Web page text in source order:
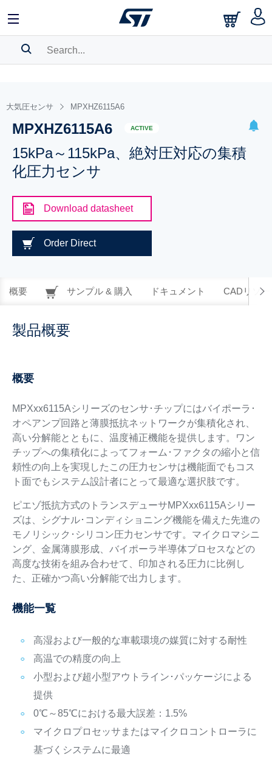
BOOKMARK
Pleaselog into show your saved searches.
大気圧センサ MPXHZ6115A6
MPXHZ6115A6 ACTIVE
15kPa～115kPa、絶対圧対応の集積
化圧力センサ
Download datasheet
Order Direct
概要 サンプル & 購入 ドキュメント CADリソー
製品概要
概要
MPXxx6115Aシリーズのセンサ･チップにはバイポーラ･
オペアンプ回路と薄膜抵抗ネットワークが集積化され、
高い分解能とともに、温度補正機能を提供します。ワン
チップへの集積化によってフォーム･ファクタの縮小と信
頼性の向上を実現したこの圧力センサは機能面でもコス
ト面でもシステム設計者にとって最適な選択肢です。
ピエゾ抵抗方式のトランスデューサMPXxx6115Aシリー
ズは、シグナル･コンディショニング機能を備えた先進の
モノリシック･シリコン圧力センサです。マイクロマシニ
ング、金属薄膜形成、バイポーラ半導体プロセスなどの
高度な技術を組み合わせて、印加される圧力に比例し
た、正確かつ高い分解能で出力します。
機能一覧
高湿および一般的な車載環境の媒質に対する耐性
高温での精度の向上
小型および超小型アウトライン･パッケージによる
提供
0℃～85℃における最大誤差：1.5%
マイクロプロセッサまたはマイクロコントローラに
基づくシステムに最適